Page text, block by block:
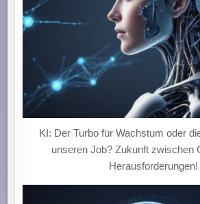
KI: Der Turbo für Wachstum oder
unseren Job? Zukunft zwischen
Herausforderungen!